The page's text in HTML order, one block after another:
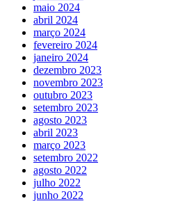
maio 2024
abril 2024
março 2024
fevereiro 2024
janeiro 2024
dezembro 2023
novembro 2023
outubro 2023
setembro 2023
agosto 2023
abril 2023
março 2023
setembro 2022
agosto 2022
julho 2022
junho 2022